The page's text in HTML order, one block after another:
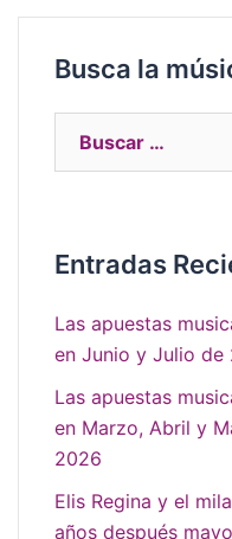
Busca la
Entradas
Las apuestas
en Junio y Julio de
Las apuestas
en Marzo, Abril y
2026
Elis Regina y el
años después